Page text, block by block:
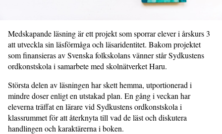
Medskapande läsning är ett projekt som sporrar elever i årskurs 3
att utveckla sin läsförmåga och läsaridentitet. Bakom projektet
som finansieras av Svenska folkskolans vänner står Sydkustens
ordkonstskola i samarbete med skolnätverket Haru.
Största delen av läsningen har skett hemma, utportionerad i
mindre doser enligt en utstakad plan. En gång i veckan har
eleverna träffat en lärare vid Sydkustens ordkonstskola i
klassrummet för att återknyta till vad de läst och diskutera
handlingen och karaktärerna i boken.